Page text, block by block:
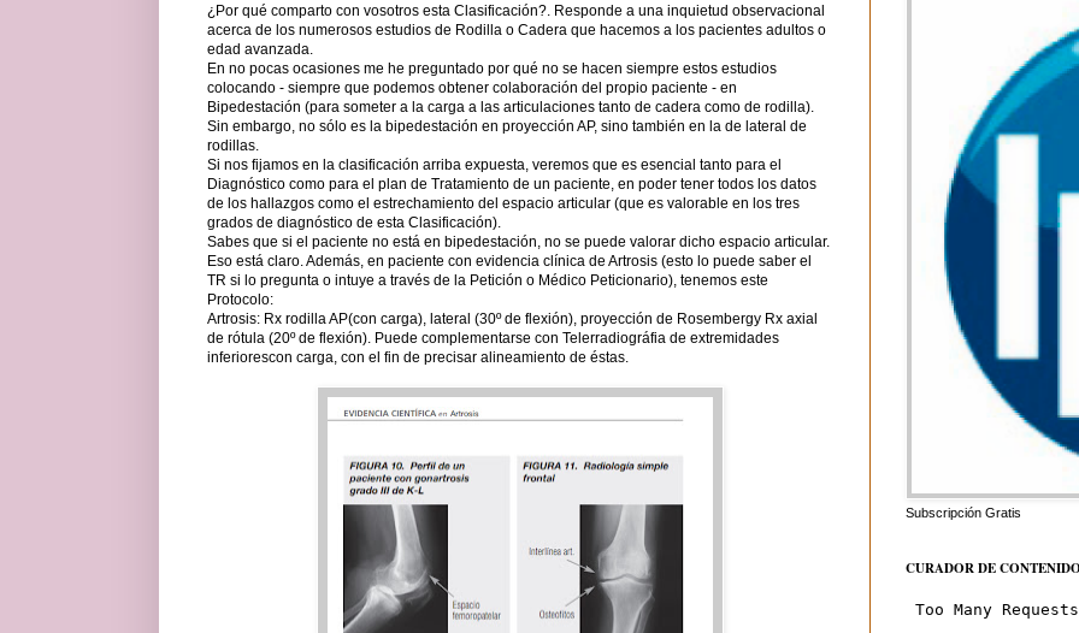
¿Por qué comparto con vosotros esta Clasificación?. Responde a una inquietud observacional
acerca de los numerosos estudios de Rodilla o Cadera que hacemos a los pacientes adultos o
edad avanzada.
En no pocas ocasiones me he preguntado por qué no se hacen siempre estos estudios
colocando - siempre que podemos obtener colaboración del propio paciente - en
Bipedestación (para someter a la carga a las articulaciones tanto de cadera como de rodilla).
Sin embargo, no sólo es la bipedestación en proyección AP, sino también en la de lateral de
rodillas.
Si nos fijamos en la clasificación arriba expuesta, veremos que es esencial tanto para el
Diagnóstico como para el plan de Tratamiento de un paciente, en poder tener todos los datos
de los hallazgos como el estrechamiento del espacio articular (que es valorable en los tres
grados de diagnóstico de esta Clasificación).
Sabes que si el paciente no está en bipedestación, no se puede valorar dicho espacio articular.
Eso está claro. Además, en paciente con evidencia clínica de Artrosis (esto lo puede saber el
TR si lo pregunta o intuye a través de la Petición o Médico Peticionario), tenemos este
Protocolo:
Artrosis: Rx rodilla AP(con carga), lateral (30º de flexión), proyección de Rosembergy Rx axial
de rótula (20º de flexión). Puede complementarse con Telerradiográfia de extremidades
inferiorescon carga, con el fin de precisar alineamiento de éstas.
Subscripción Gratis
CURADOR DE